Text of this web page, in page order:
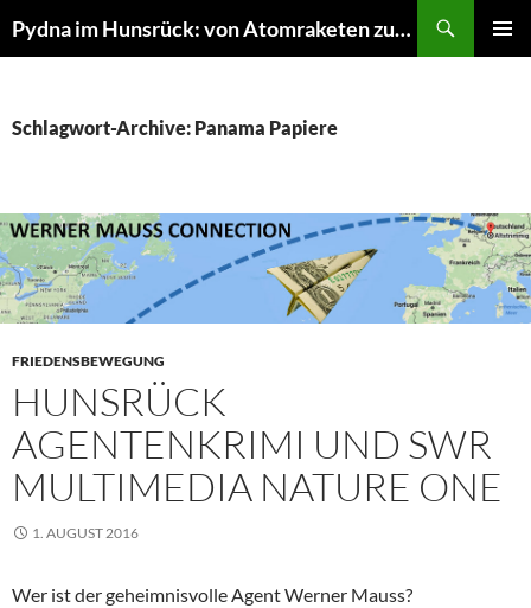
Pydna im Hunsrück: von Atomraketen zur NATURE ONE
Schlagwort-Archive: Panama Papiere
FRIEDENSBEWEGUNG
HUNSRÜCK
AGENTENKRIMI UND SWR
MULTIMEDIA NATURE ONE
1. AUGUST 2016
Wer ist der geheimnisvolle Agent Werner Mauss?